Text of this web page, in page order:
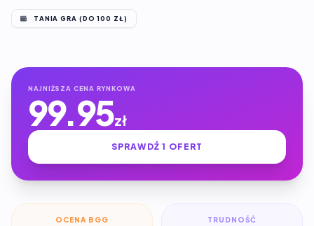
TANIA GRA (DO 100 ZŁ)
NAJNIŻSZA CENA RYNKOWA
99.95zł
SPRAWDŹ 1 OFERT
OCENA BGG TRUDNOŚĆ